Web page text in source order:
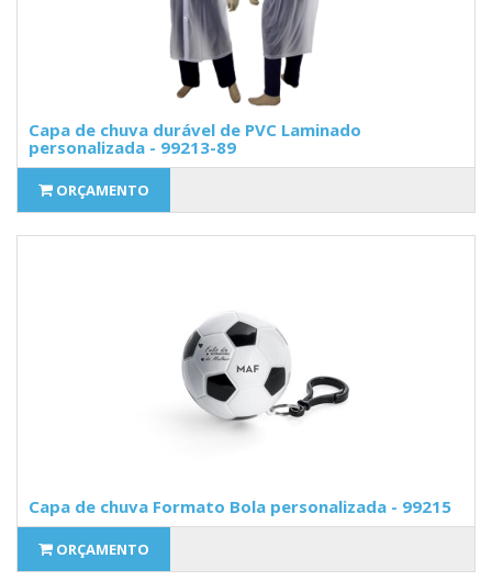
Capa de chuva durável de PVC Laminado
personalizada - 99213-89
ORÇAMENTO
Capa de chuva Formato Bola personalizada - 99215
ORÇAMENTO